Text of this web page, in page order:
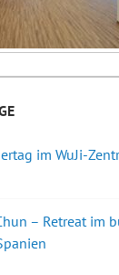
im WuJi-
– Retreat im